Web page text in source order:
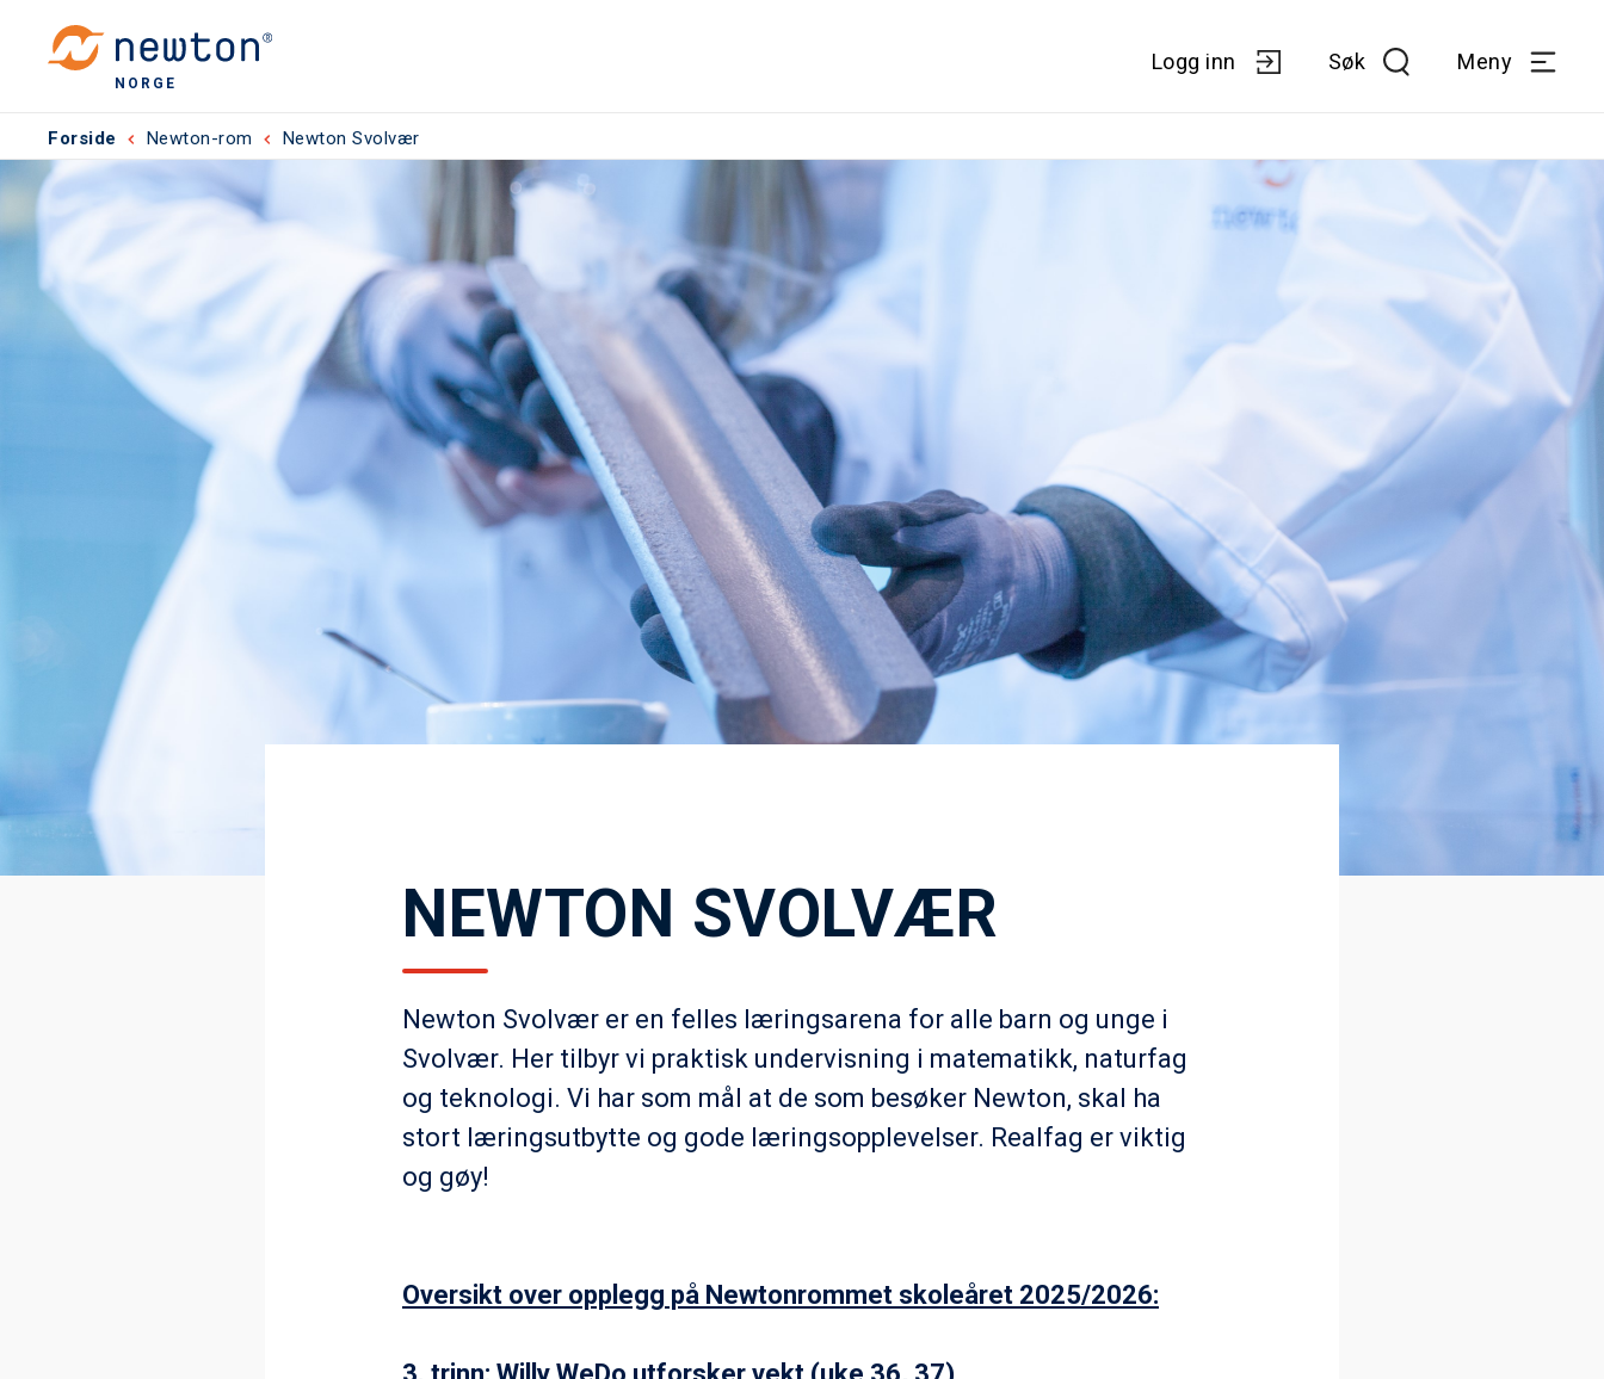
NORGE
Logg inn Søk Meny
Forside Newton-rom Newton Svolvær
NEWTON SVOLVÆR
Newton Svolvær er en felles læringsarena for alle barn og unge i
Svolvær. Her tilbyr vi praktisk undervisning i matematikk, naturfag
og teknologi. Vi har som mål at de som besøker Newton, skal ha
stort læringsutbytte og gode læringsopplevelser. Realfag er viktig
og gøy!
Oversikt over opplegg på Newtonrommet skoleåret 2025/2026: